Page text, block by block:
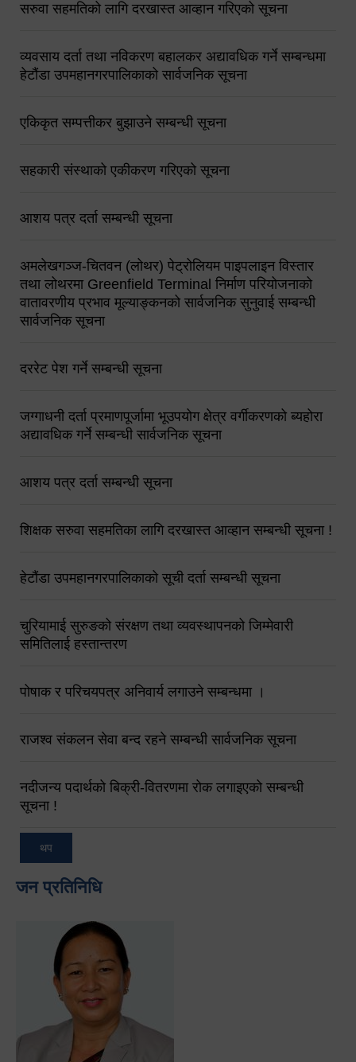
सरुवा सहमतिको लागि दरखास्त आव्हान गरिएको सूचना
व्यवसाय दर्ता तथा नविकरण बहालकर अद्यावधिक गर्ने सम्बन्धमा
हेटौंडा उपमहानगरपालिकाको सार्वजनिक सूचना
एकिकृत सम्पत्तीकर बुझाउने सम्बन्धी सूचना
सहकारी संस्थाको एकीकरण गरिएको सूचना
आशय पत्र दर्ता सम्बन्धी सूचना
अमलेखगञ्ज-चितवन (लोथर) पेट्रोलियम पाइपलाइन विस्तार
तथा लोथरमा Greenfield Terminal निर्माण परियोजनाको
वातावरणीय प्रभाव मूल्याङ्कनको सार्वजनिक सुनुवाई सम्बन्धी
सार्वजनिक सूचना
दररेट पेश गर्ने सम्बन्धी सूचना
जग्गाधनी दर्ता प्रमाणपूर्जामा भूउपयोग क्षेत्र वर्गीकरणको ब्यहोरा
अद्यावधिक गर्ने सम्बन्धी सार्वजनिक सूचना
आशय पत्र दर्ता सम्बन्धी सूचना
शिक्षक सरुवा सहमतिका लागि दरखास्त आव्हान सम्बन्धी सूचना !
हेटौंडा उपमहानगरपालिकाको सूची दर्ता सम्बन्धी सूचना
चुरियामाई सुरुङको संरक्षण तथा व्यवस्थापनको जिम्मेवारी
समितिलाई हस्तान्तरण
पोषाक र परिचयपत्र अनिवार्य लगाउने सम्बन्धमा ।
राजश्व संकलन सेवा बन्द रहने सम्बन्धी सार्वजनिक सूचना
नदीजन्य पदार्थको बिक्री-वितरणमा रोक लगाइएको सम्बन्धी
सूचना !
थप
जन प्रतिनिधि